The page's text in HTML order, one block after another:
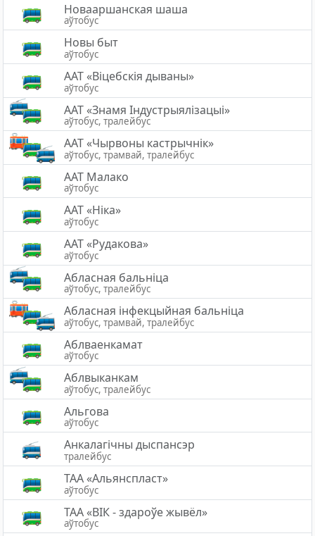
Новааршанская шаша
аўтобус
Новы быт
аўтобус
ААТ «Віцебскія дываны»
аўтобус
ААТ «Знамя Індустрыялізацыі»
аўтобус, тралейбус
ААТ «Чырвоны кастрычнік»
аўтобус, трамвай, тралейбус
ААТ Малако
аўтобус
ААТ «Ніка»
аўтобус
ААТ «Рудакова»
аўтобус
Абласная бальніца
аўтобус, тралейбус
Абласная інфекцыйная бальніца
аўтобус, трамвай, тралейбус
Аблваенкамат
аўтобус
Аблвыканкам
аўтобус, тралейбус
Альгова
аўтобус
Анкалагічны дыспансэр
тралейбус
ТАА «Альянспласт»
аўтобус
ТАА «ВІК - здароўе жывёл»
аўтобус